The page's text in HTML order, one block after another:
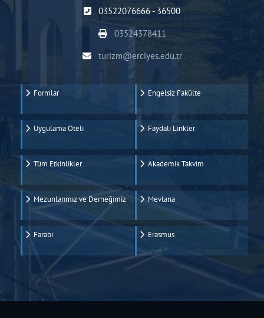
03522076666 - 36500
03524378411
turizm@erciyes.edu.tr
Formlar Engelsiz Fakülte
Uygulama Oteli Faydalı Linkler
Tüm Etkinlikler Akademik Takvim
Mezunlarımız ve Derneğimiz Mevlana
Farabi Erasmus